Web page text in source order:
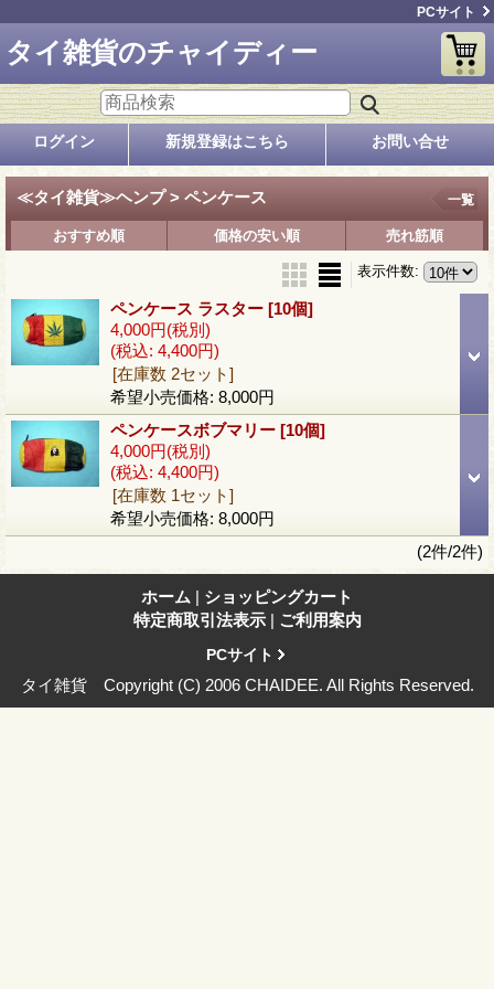
PCサイト
タイ雑貨のチャイディー
ログイン 新規登録はこちら お問い合せ
≪タイ雑貨≫ヘンプ > ペンケース 一覧
おすすめ順 価格の安い順 売れ筋順
表示件数:
ペンケース ラスター [10個]
4,000円(税別)
(税込: 4,400円)
[在庫数 2セット]
希望小売価格: 8,000円
ペンケースボブマリー [10個]
4,000円(税別)
(税込: 4,400円)
[在庫数 1セット]
希望小売価格: 8,000円
(2件/2件)
ホーム | ショッピングカート
特定商取引法表示 | ご利用案内
PCサイト
タイ雑貨 Copyright (C) 2006 CHAIDEE. All Rights Reserved.